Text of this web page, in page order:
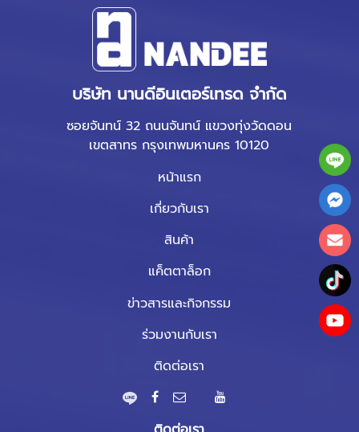
บริษัท นานดีอินเตอร์เทรด จำกัด
ซอยจันทน์ 32 ถนนจันทน์ แขวงทุ่งวัดดอน
เขตสาทร กรุงเทพมหานคร 10120
หน้าแรก
เกี่ยวกับเรา
สินค้า
แค็ตตาล็อก
ข่าวสารและกิจกรรม
ร่วมงานกับเรา
ติดต่อเรา